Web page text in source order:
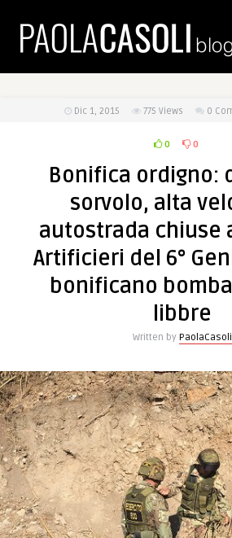
Dic 1, 2015 775 Views 0
0 0
Bonifica ordigno:
sorvolo, alta
autostrada chiuse
Artificieri del 6°
bonificano
libbre
Written by PaolaCasoli